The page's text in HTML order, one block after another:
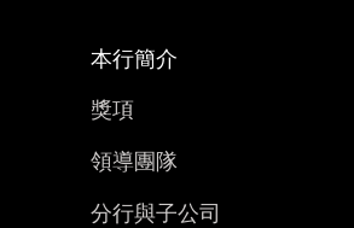
本行簡介
獎項
領導團隊
分行與子公司